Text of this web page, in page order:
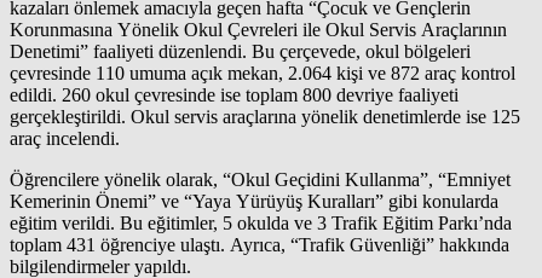
kazaları önlemek amacıyla geçen hafta “Çocuk ve Gençlerin
Korunmasına Yönelik Okul Çevreleri ile Okul Servis Araçlarının
Denetimi” faaliyeti düzenlendi. Bu çerçevede, okul bölgeleri
çevresinde 110 umuma açık mekan, 2.064 kişi ve 872 araç kontrol
edildi. 260 okul çevresinde ise toplam 800 devriye faaliyeti
gerçekleştirildi. Okul servis araçlarına yönelik denetimlerde ise 125
araç incelendi.
Öğrencilere yönelik olarak, “Okul Geçidini Kullanma”, “Emniyet
Kemerinin Önemi” ve “Yaya Yürüyüş Kuralları” gibi konularda
eğitim verildi. Bu eğitimler, 5 okulda ve 3 Trafik Eğitim Parkı’nda
toplam 431 öğrenciye ulaştı. Ayrıca, “Trafik Güvenliği” hakkında
bilgilendirmeler yapıldı.